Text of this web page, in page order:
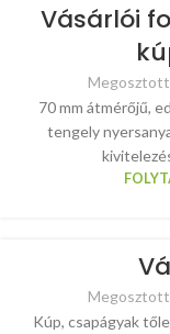
Vásárlói
70 mm átmérőjű,
tengely
Kúp, csapágyak